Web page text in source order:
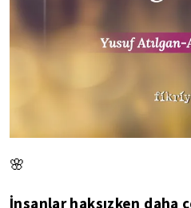
🌸
İnsanlar haksızken daha